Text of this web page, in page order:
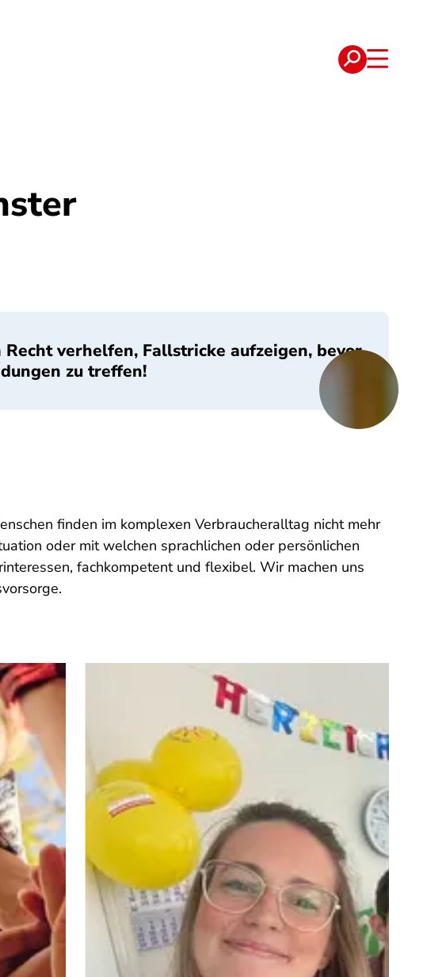
verhelfen, Fallstricke aufzeigen, bevor
zu treffen!
finden im komplexen Verbraucheralltag nicht mehr
oder mit welchen sprachlichen oder persönlichen
fachkompetent und flexibel. Wir machen uns